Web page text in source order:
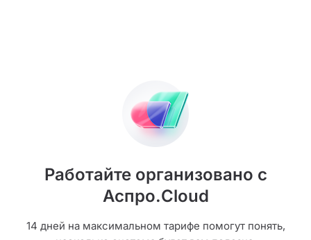
Работайте организовано с
Аспро.Cloud
14 дней на максимальном тарифе помогут понять,